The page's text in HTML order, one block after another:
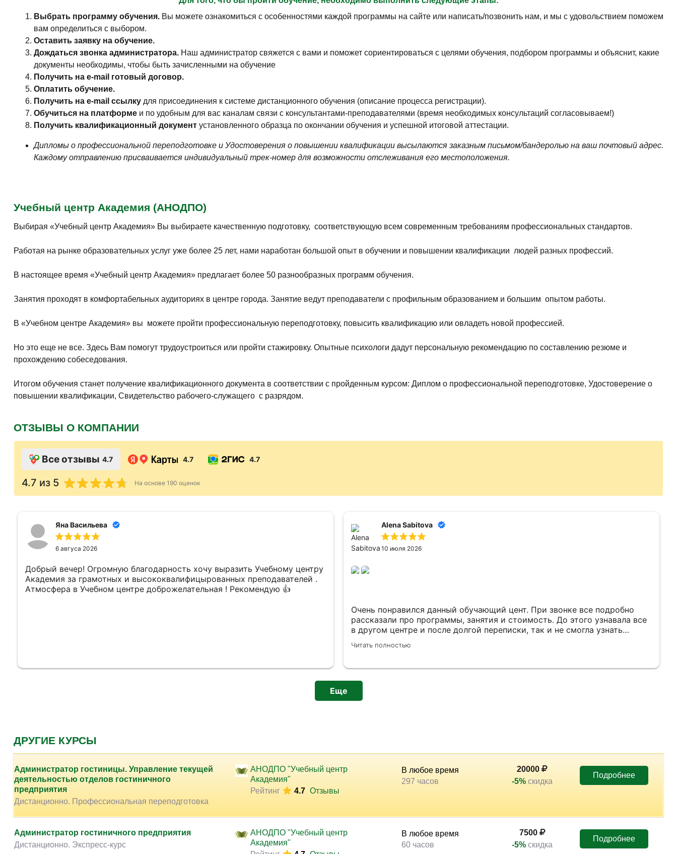
Выбрать программу обучения. Вы можете ознакомиться с особенностями каждой программы на сайте или написать/позвонить нам, и мы с удовольствием поможем
вам определиться с выбором.
Оставить заявку на обучение.
Дождаться звонка администратора. Наш администратор свяжется с вами и поможет сориентироваться с целями обучения, подбором программы и объяснит, какие
документы необходимы, чтобы быть зачисленными на обучение
Получить на e-mail готовый договор.
Оплатить обучение.
Получить на e-mail ссылку для присоединения к системе дистанционного обучения (описание процесса регистрации).
Обучиться на платформе и по удобным для вас каналам связи с консультантами-преподавателями (время необходимых консультаций согласовываем!)
Получить квалификационный документ установленного образца по окончании обучения и успешной итоговой аттестации.
Дипломы о профессиональной переподготовке и Удостоверения о повышении квалификации высылаются заказным письмом/бандеролью на ваш почтовый адрес.
Каждому отправлению присваивается индивидуальный трек-номер для возможности отслеживания его местоположения.
Учебный центр Академия (АНОДПО)
Выбирая «Учебный центр Академия» Вы выбираете качественную подготовку, соответствующую всем современным требованиям профессиональных стандартов.
Работая на рынке образовательных услуг уже более 25 лет, нами наработан большой опыт в обучении и повышении квалификации людей разных профессий.
В настоящее время «Учебный центр Академия» предлагает более 50 разнообразных программ обучения.
Занятия проходят в комфортабельных аудиториях в центре города. Занятие ведут преподаватели с профильным образованием и большим опытом работы.
В «Учебном центре Академия» вы можете пройти профессиональную переподготовку, повысить квалификацию или овладеть новой профессией.
Но это еще не все. Здесь Вам помогут трудоустроиться или пройти стажировку. Опытные психологи дадут персональную рекомендацию по составлению резюме и
прохождению собеседования.
Итогом обучения станет получение квалификационного документа в соответствии с пройденным курсом: Диплом о профессиональной переподготовке, Удостоверение о
повышении квалификации, Свидетельство рабочего-служащего с разрядом.
ОТЗЫВЫ О КОМПАНИИ
Все отзывы 4.7 4.7 4.7
4.7 из 5 На основе 190 оценок
Яна Васильева
6 авгуса 2026
Добрый вечер! Огромную благодарность хочу выразить Учебному центру
Академия за грамотных и высококвалифицырованных преподавателей .
Атмосфера в Учебном центре доброжелательная ! Рекомендую 👍
Alena Sabitova
10 июля 2026
Очень понравился данный обучающий цент. При звонке все подробно
рассказали про программы, занятия и стоимость. До этого узнавала все
в другом центре и после долгой переписки, так и не смогла узнать
какова же будет оплата за обучение. Занималась индивидуально нужно
было повысить квалификацию для ведения самостоятельно своей
объясняет понятно и доступно, если видит что ты тупишь и не
понимаешь, объясняет еще раз и доводит дело до конца пока у тебя не
пошутить и привести примерно из жизни. После окончания курса
Читать полностью
Еще
ДРУГИЕ КУРСЫ
Администратор гостиницы. Управление текущей
деятельностью отделов гостиничного
предприятия
Дистанционно. Профессиональная переподготовка
АНОДПО "Учебный центр
Академия"
Рейтинг
4.7 Отзывы
В любое время
297 часов
20000
-5% скидка
Подробнее
Администратор гостиничного предприятия
Дистанционно. Экспресс-курс
АНОДПО "Учебный центр
Академия"
В любое время
60 часов
7500
-5% скидка
Подробнее